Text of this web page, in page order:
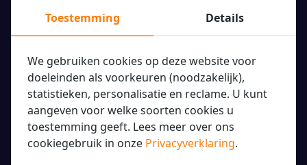
XO Hotels offer the best hotel
deals in and around Amsterdam
city center. Book your stay with
Molenwerf 1
1014 AG Amsterdam
XO Hotel Inner
XO Hotels Blue Square
XO Hotels Blue Tower
XO Hotels City Centre
XO Hotels Couture
XO Hotels Infinity
XO Hotels Park West
Toestemming Details
We gebruiken cookies op deze website voor
doeleinden als voorkeuren (noodzakelijk),
statistieken, personalisatie en reclame. U kunt
aangeven voor welke soorten cookies u
toestemming geeft. Lees meer over ons
cookiegebruik in onze Privacyverklaring.